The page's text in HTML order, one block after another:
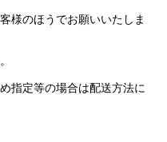
様のほうでお願いいたしま
指定等の場合は配送方法に